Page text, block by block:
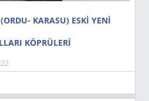
KARASU) ESKİ YENİ
KÖPRÜLERİ